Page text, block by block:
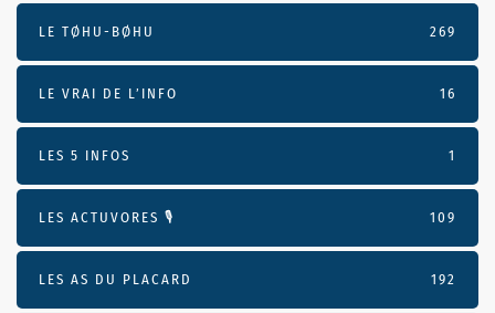
LE TØHU-BØHU 269
LE VRAI DE L’INFO 16
LES 5 INFOS 1
LES ACTUVORES 🎙 109
LES AS DU PLACARD 192